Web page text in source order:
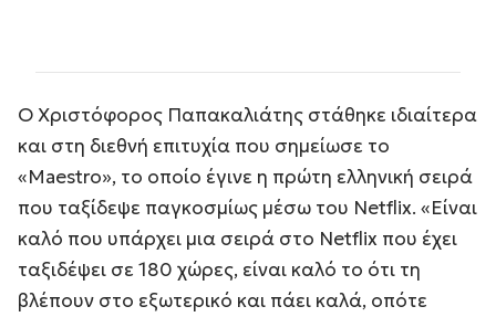
Ο Χριστόφορος Παπακαλιάτης στάθηκε ιδιαίτερα
και στη διεθνή επιτυχία που σημείωσε το
«Maestro», το οποίο έγινε η πρώτη ελληνική σειρά
που ταξίδεψε παγκοσμίως μέσω του Netflix. «Είναι
καλό που υπάρχει μια σειρά στο Netflix που έχει
ταξιδέψει σε 180 χώρες, είναι καλό το ότι τη
βλέπουν στο εξωτερικό και πάει καλά, οπότε